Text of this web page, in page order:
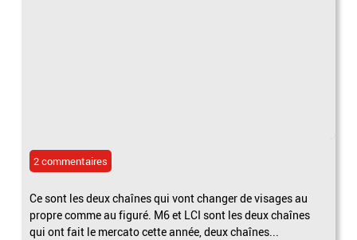
2 commentaires
Ce sont les deux chaînes qui vont changer de visages au
propre comme au figuré. M6 et LCI sont les deux chaînes
qui ont fait le mercato cette année, deux chaînes...